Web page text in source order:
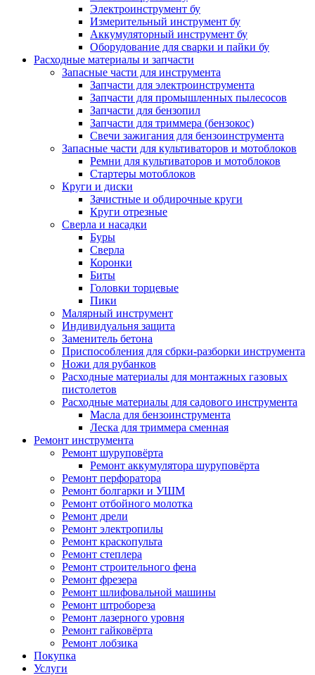
Электроинструмент бу
Измерительный инструмент бу
Аккумуляторный инструмент бу
Оборудование для сварки и пайки бу
Расходные материалы и запчасти
Запасные части для инструмента
Запчасти для электроинструмента
Запчасти для промышленных пылесосов
Запчасти для бензопил
Запчасти для триммера (бензокос)
Свечи зажигания для бензоинструмента
Запасные части для культиваторов и мотоблоков
Ремни для культиваторов и мотоблоков
Стартеры мотоблоков
Круги и диски
Зачистные и обдирочные круги
Круги отрезные
Сверла и насадки
Буры
Сверла
Коронки
Биты
Головки торцевые
Пики
Малярный инструмент
Индивидуальня защита
Заменитель бетона
Приспособления для сбрки-разборки инструмента
Ножи для рубанков
Расходные материалы для монтажных газовых
пистолетов
Расходные материалы для садового инструмента
Масла для бензоинструмента
Леска для триммера сменная
Ремонт инструмента
Ремонт шуруповёрта
Ремонт аккумулятора шуруповёрта
Ремонт перфоратора
Ремонт болгарки и УШМ
Ремонт отбойного молотка
Ремонт дрели
Ремонт электропилы
Ремонт краскопульта
Ремонт степлера
Ремонт строительного фена
Ремонт фрезера
Ремонт шлифовальной машины
Ремонт штробореза
Ремонт лазерного уровня
Ремонт гайковёрта
Ремонт лобзика
Покупка
Услуги